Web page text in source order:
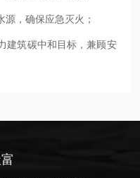
，确保应急灭火；
建筑碳中和目标，兼顾安